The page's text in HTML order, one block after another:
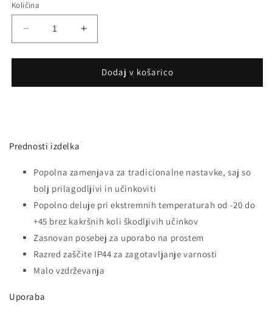
Količina
Pomanjšaš
količino
za
Zunanja
IP44
Povečaj
količino
za
izdelek
Zunanja
Dodaj v košarico
Prednosti izdelka
Popolna zamenjava za tradicionalne nastavke, saj so
bolj prilagodljivi in učinkoviti
Popolno deluje pri ekstremnih temperaturah od -20 do
+45 brez kakršnih koli škodljivih učinkov
Zasnovan posebej za uporabo na prostem
Razred zaščite IP44 za zagotavljanje varnosti
Malo vzdrževanja
Uporaba